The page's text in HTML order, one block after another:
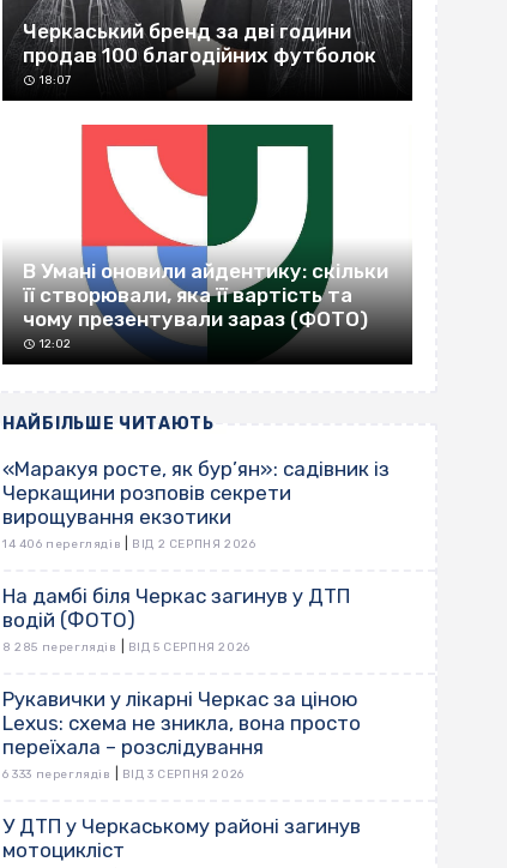
Черкаський бренд за дві години
продав 100 благодійних футболок
18:07
В Умані оновили айдентику: скільки
її створювали, яка її вартість та
чому презентували зараз (ФОТО)
12:02
НАЙБІЛЬШЕ ЧИТАЮТЬ
«Маракуя росте, як бур’ян»: садівник із
Черкащини розповів секрети
вирощування екзотики
14 406 переглядів ВІД 2 СЕРПНЯ 2026
На дамбі біля Черкас загинув у ДТП
водій (ФОТО)
8 285 переглядів ВІД 5 СЕРПНЯ 2026
Рукавички у лікарні Черкас за ціною
Lexus: схема не зникла, вона просто
переїхала – розслідування
6 333 переглядів ВІД 3 СЕРПНЯ 2026
У ДТП у Черкаському районі загинув
мотоцикліст